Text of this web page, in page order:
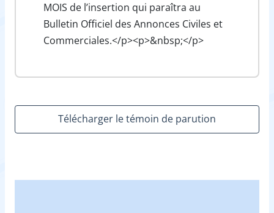
MOIS de l’insertion qui paraîtra au
Bulletin Officiel des Annonces Civiles et
Commerciales.</p><p>&nbsp;</p>
Télécharger le témoin de parution